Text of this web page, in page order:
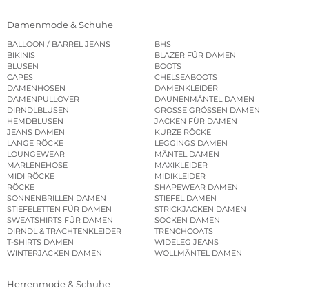
Damenmode & Schuhe
BALLOON / BARREL JEANS
BHS
BIKINIS
BLAZER FÜR DAMEN
BLUSEN
BOOTS
CAPES
CHELSEABOOTS
DAMENHOSEN
DAMENKLEIDER
DAMENPULLOVER
DAUNENMÄNTEL DAMEN
DIRNDLBLUSEN
GROSSE GRÖSSEN DAMEN
HEMDBLUSEN
JACKEN FÜR DAMEN
JEANS DAMEN
KURZE RÖCKE
LANGE RÖCKE
LEGGINGS DAMEN
LOUNGEWEAR
MÄNTEL DAMEN
MARLENEHOSE
MAXIKLEIDER
MIDI RÖCKE
MIDIKLEIDER
RÖCKE
SHAPEWEAR DAMEN
SONNENBRILLEN DAMEN
STIEFEL DAMEN
STIEFELETTEN FÜR DAMEN
STRICKJACKEN DAMEN
SWEATSHIRTS FÜR DAMEN
SOCKEN DAMEN
DIRNDL & TRACHTENKLEIDER
TRENCHCOATS
T-SHIRTS DAMEN
WIDELEG JEANS
WINTERJACKEN DAMEN
WOLLMÄNTEL DAMEN
Herrenmode & Schuhe